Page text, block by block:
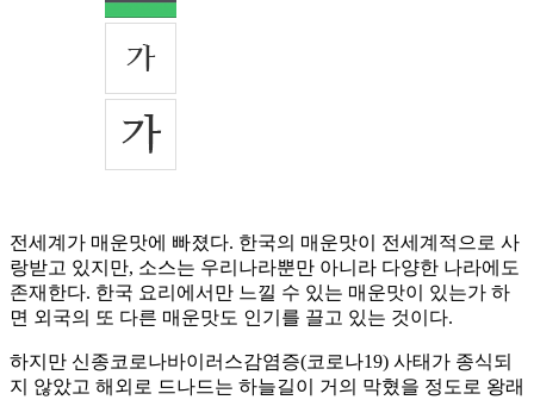
전세계가 매운맛에 빠졌다. 한국의 매운맛이 전세계적으로 사
랑받고 있지만, 소스는 우리나라뿐만 아니라 다양한 나라에도
존재한다. 한국 요리에서만 느낄 수 있는 매운맛이 있는가 하
면 외국의 또 다른 매운맛도 인기를 끌고 있는 것이다.
하지만 신종코로나바이러스감염증(코로나19) 사태가 종식되
지 않았고 해외로 드나드는 하늘길이 거의 막혔을 정도로 왕래